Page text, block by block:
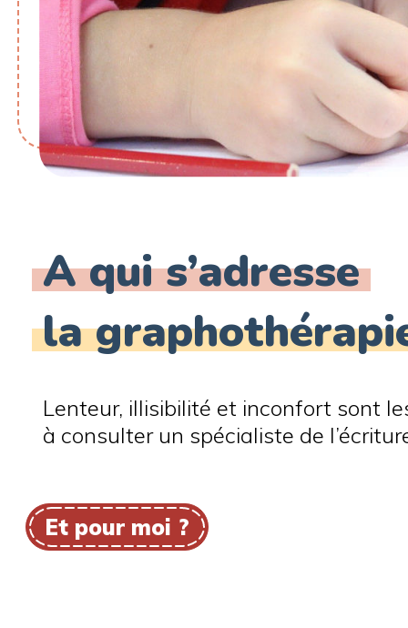
A qui s’adresse
la
Lenteur, illisibilité et inconfort sont
à consulter un spécialiste de
Et pour moi ?